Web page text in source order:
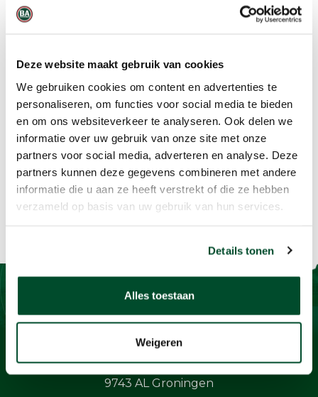
Deze website maakt gebruik van cookies
We gebruiken cookies om content en advertenties te
personaliseren, om functies voor social media te bieden
en om ons websiteverkeer te analyseren. Ook delen we
informatie over uw gebruik van onze site met onze
partners voor social media, adverteren en analyse. Deze
partners kunnen deze gegevens combineren met andere
informatie die u aan ze heeft verstrekt of die ze hebben
verzameld op basis van uw gebruik van hun services.
Details tonen
Alles toestaan
Weigeren
Telefoonnummer
E-mailadres*
Contact
BaSystemen BV
Protonstraat 13G
9743 AL Groningen